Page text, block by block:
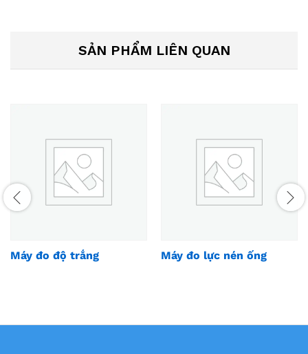
SẢN PHẨM LIÊN QUAN
Máy đo độ trắng Máy đo lực nén ống